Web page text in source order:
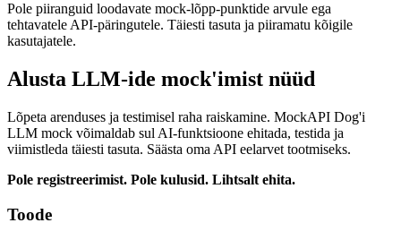
Pole piiranguid loodavate mock-lõpp-punktide arvule ega
tehtavatele API-päringutele. Täiesti tasuta ja piiramatu kõigile
kasutajatele.
Alusta LLM-ide mock'imist nüüd
Lõpeta arenduses ja testimisel raha raiskamine. MockAPI Dog'i
LLM mock võimaldab sul AI-funktsioone ehitada, testida ja
viimistleda täiesti tasuta. Säästa oma API eelarvet tootmiseks.
Pole registreerimist. Pole kulusid. Lihtsalt ehita.
Toode